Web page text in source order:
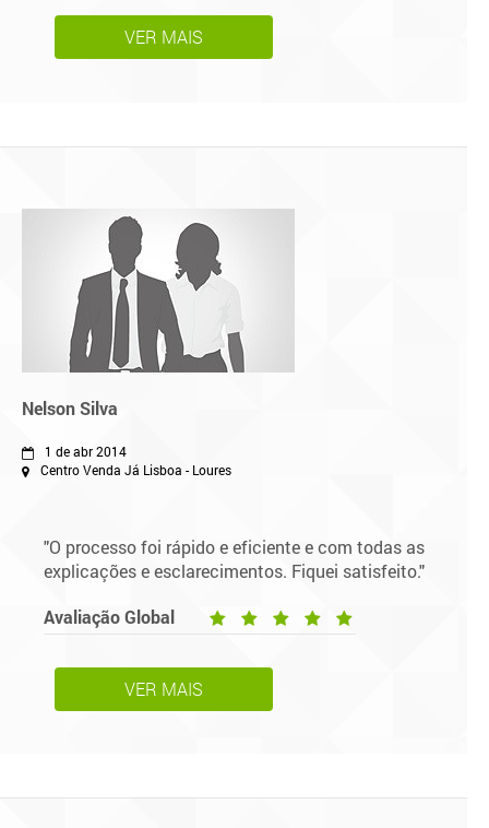
VER MAIS
Nelson Silva
1 de abr 2014
Centro Venda Já Lisboa - Loures
"O processo foi rápido e eficiente e com todas as
explicações e esclarecimentos. Fiquei satisfeito."
Avaliação Global
VER MAIS